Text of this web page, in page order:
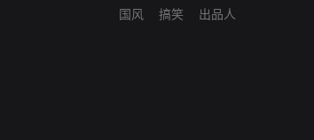
国风
搞笑
出品人